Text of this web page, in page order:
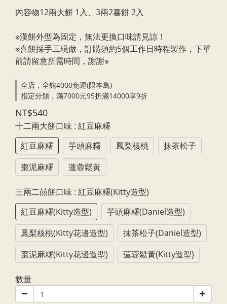
內容物12兩大餅 1入、3兩2喜餅 2入
※漢餅外型為固定，無法更換口味請見諒！
※喜餅採手工現做，訂購須約5個工作日時程製作，下單
前請留意所需時間，謝謝※
全店，全館4000免運(限本島)
指定分類，滿7000元95折滿14000享9折
NT$540
十二兩大餅口味 : 紅豆麻糬
紅豆麻糬
芋頭麻糬 鳳梨核桃
抹茶松子
棗泥麻糬
蓮蓉鬆黃
三兩二囍餅口味 : 紅豆麻糬(Kitty造型)
紅豆麻糬(Kitty造型)
芋頭麻糬(Daniel造型)
鳳梨核桃(Kitty花邊造型)
抹茶松子(Daniel造型)
棗泥麻糬(Kitty花邊造型)
蓮蓉鬆黃(Kitty造型)
數量